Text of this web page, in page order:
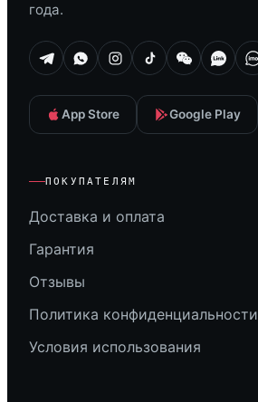
года.
App Store Google Play
ПОКУПАТЕЛЯМ
Доставка и оплата
Гарантия
Отзывы
Политика конфиденциальности
Условия использования